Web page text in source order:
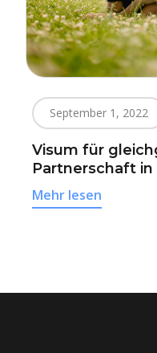
September 1, 2022
Visum für
Partnerschaft in
Mehr lesen